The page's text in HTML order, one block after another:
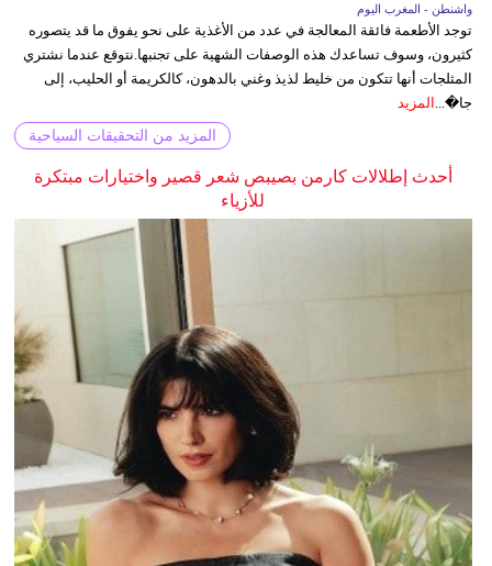
واشنطن - المغرب اليوم
توجد الأطعمة فائقة المعالجة في عدد من الأغذية على نحو يفوق ما قد يتصوره
كثيرون، وسوف تساعدك هذه الوصفات الشهية على تجنبها.نتوقع عندما نشتري
المثلجات أنها تتكون من خليط لذيذ وغني بالدهون، كالكريمة أو الحليب، إلى
جا�... المزيد
المزيد من التحقيقات السياحية
أحدث إطلالات كارمن بصيبص شعر قصير واختيارات مبتكرة
للأزياء